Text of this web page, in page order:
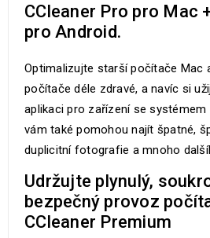
CCleaner Pro pro Mac
pro Android.
Optimalizujte starší počítače Mac
počítače déle zdravé, a navíc si
aplikaci pro zařízení se systémem
vám také pomohou najít špatné,
duplicitní fotografie a mnoho
Udržujte plynulý,
bezpečný provoz
CCleaner Premium